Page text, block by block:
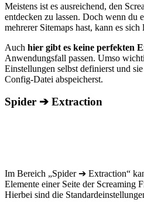
Meistens ist es ausreichend, den
entdecken zu lassen. Doch wenn du
mehrerer Sitemaps hast, kann es
Auch hier gibt es keine perfekten
Anwendungsfall passen. Umso
Einstellungen selbst definierst und
Config-Datei abspeicherst.
Spider ➔ Extraction
Im Bereich „Spider ➔ Extraction“
Elemente einer Seite der Screaming
Hierbei sind die